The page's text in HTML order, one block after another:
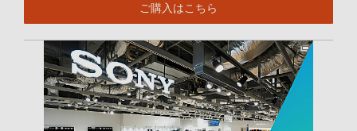
ご購入はこちら